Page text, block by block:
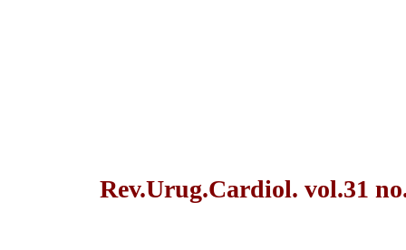
Rev.Urug.Cardiol. vol.31